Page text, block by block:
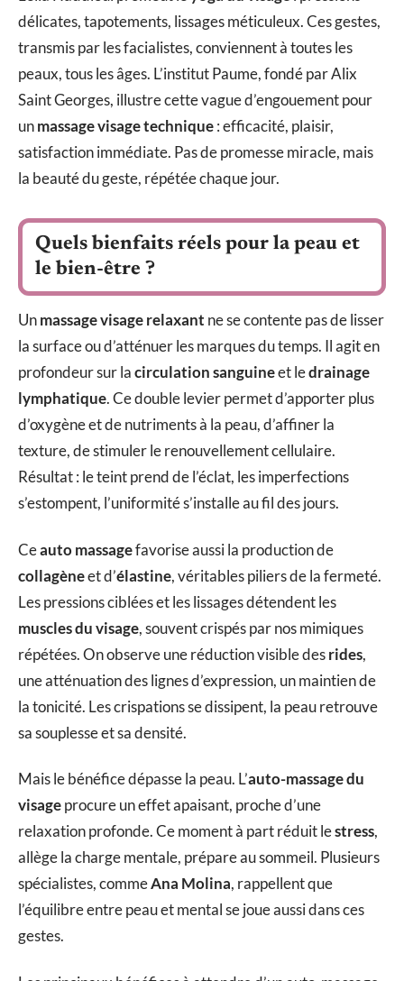
délicates, tapotements, lissages méticuleux. Ces gestes,
transmis par les facialistes, conviennent à toutes les
peaux, tous les âges. L’institut Paume, fondé par Alix
Saint Georges, illustre cette vague d’engouement pour
unmassage visage technique: efficacité, plaisir,
satisfaction immédiate. Pas de promesse miracle, mais
la beauté du geste, répétée chaque jour.
Quels bienfaits réels pour la peau et
le bien-être ?
Unmassage visage relaxant ne se contente pas de lisser
la surface ou d’atténuer les marques du temps. Il agit en
profondeur sur lacirculation sanguineet ledrainage
lymphatique. Ce double levier permet d’apporter plus
d’oxygène et de nutriments à la peau, d’affiner la
texture, de stimuler le renouvellement cellulaire.
Résultat : le teint prend de l’éclat, les imperfections
s’estompent, l’uniformité s’installe au fil des jours.
Ceauto massagefavorise aussi la production de
collagèneet d’élastine, véritables piliers de la fermeté.
Les pressions ciblées et les lissages détendent les
muscles du visage, souvent crispés par nos mimiques
répétées. On observe une réduction visible desrides,
une atténuation des lignes d’expression, un maintien de
la tonicité. Les crispations se dissipent, la peau retrouve
sa souplesse et sa densité.
Mais le bénéfice dépasse la peau. L’auto-massage du
visageprocure un effet apaisant, proche d’une
relaxation profonde. Ce moment à part réduit lestress,
allège la charge mentale, prépare au sommeil. Plusieurs
spécialistes, commeAna Molina, rappellent que
l’équilibre entre peau et mental se joue aussi dans ces
gestes.